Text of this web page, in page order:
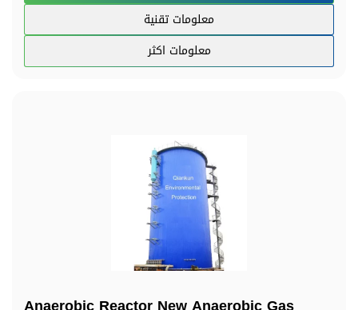
معلومات تقنية
معلومات اكثر